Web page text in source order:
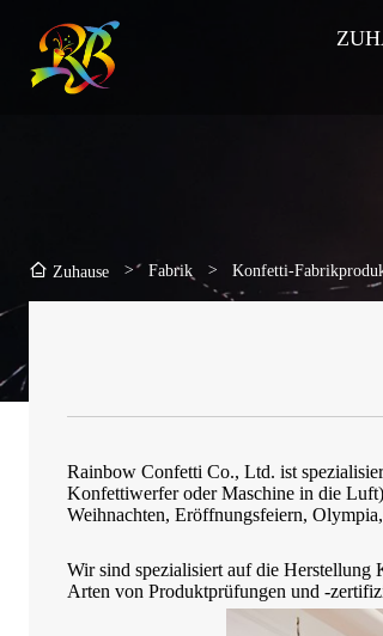
Zuhause > Fabrik > Konfetti-
Rainbow Confetti Co., Ltd. ist
Konfettiwerfer oder Maschine in die
Weihnachten, Eröffnungsfeiern,
Wir sind spezialisiert auf die Herstellung
Arten von Produktprüfungen und -